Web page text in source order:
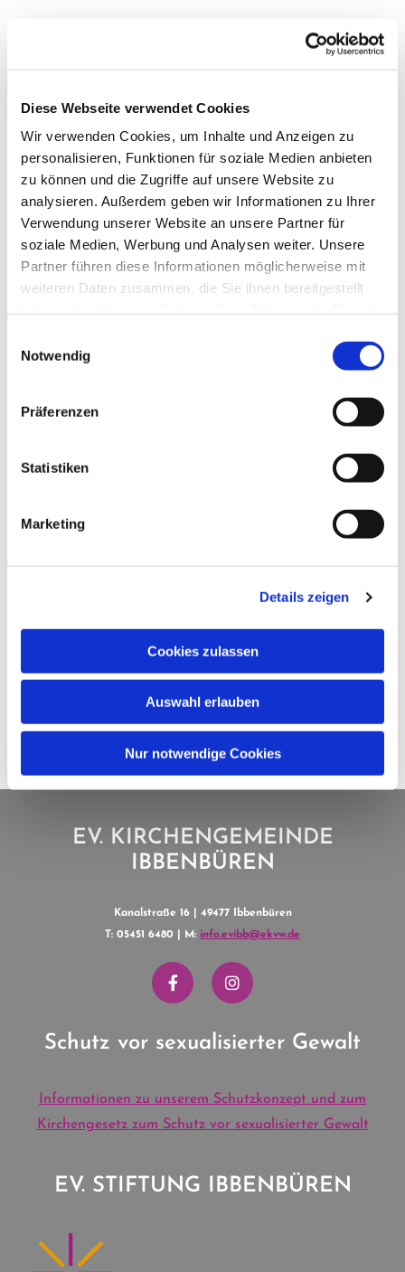
Diese Webseite verwendet Cookies
Wir verwenden Cookies, um Inhalte und Anzeigen zu
personalisieren, Funktionen für soziale Medien anbieten
zu können und die Zugriffe auf unsere Website zu
analysieren. Außerdem geben wir Informationen zu Ihrer
Verwendung unserer Website an unsere Partner für
soziale Medien, Werbung und Analysen weiter. Unsere
Partner führen diese Informationen möglicherweise mit
weiteren Daten zusammen, die Sie ihnen bereitgestellt
Notwendig
Präferenzen
Statistiken
Marketing
Details zeigen
Cookies zulassen
Auswahl erlauben
Nur notwendige Cookies
Dies könnte Sie auch
interessieren
EV. KIRCHENGEMEINDE
IBBENBÜREN
Kanalstraße 16 | 49477 Ibbenbüren
T: 05451 6480 | M: info.evibb@ekvw.de
Schutz vor sexualisierter Gewalt
Informationen zu unserem Schutzkonzept und zum
Kirchengesetz zum Schutz vor sexualisierter Gewalt
EV. STIFTUNG IBBENBÜREN